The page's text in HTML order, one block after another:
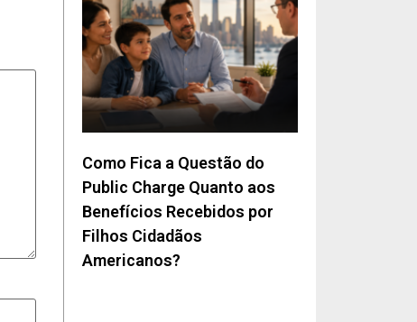
Como Fica a Questão do
Public Charge Quanto aos
Benefícios Recebidos por
Filhos Cidadãos
Americanos?